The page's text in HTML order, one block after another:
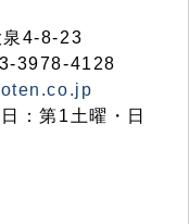
4-8-23
3978-4128
：第1土曜・日